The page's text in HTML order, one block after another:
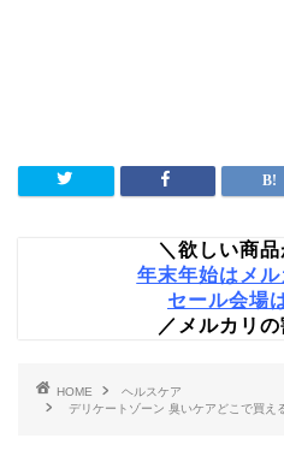
＼欲しい商
年末年始はメル
セール会場
／メルカリ
HOME
ヘルスケア
デリケートゾーン 臭いケアどこで買え